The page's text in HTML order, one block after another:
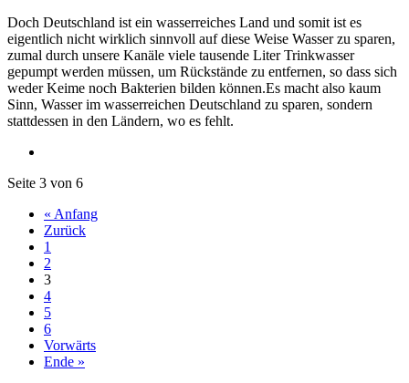
Doch Deutschland ist ein wasserreiches Land und somit ist es
eigentlich nicht wirklich sinnvoll auf diese Weise Wasser zu sparen,
zumal durch unsere Kanäle viele tausende Liter Trinkwasser
gepumpt werden müssen, um Rückstände zu entfernen, so dass sich
weder Keime noch Bakterien bilden können.Es macht also kaum
Sinn, Wasser im wasserreichen Deutschland zu sparen, sondern
stattdessen in den Ländern, wo es fehlt.
Seite 3 von 6
« Anfang
Zurück
1
2
3
4
5
6
Vorwärts
Ende »